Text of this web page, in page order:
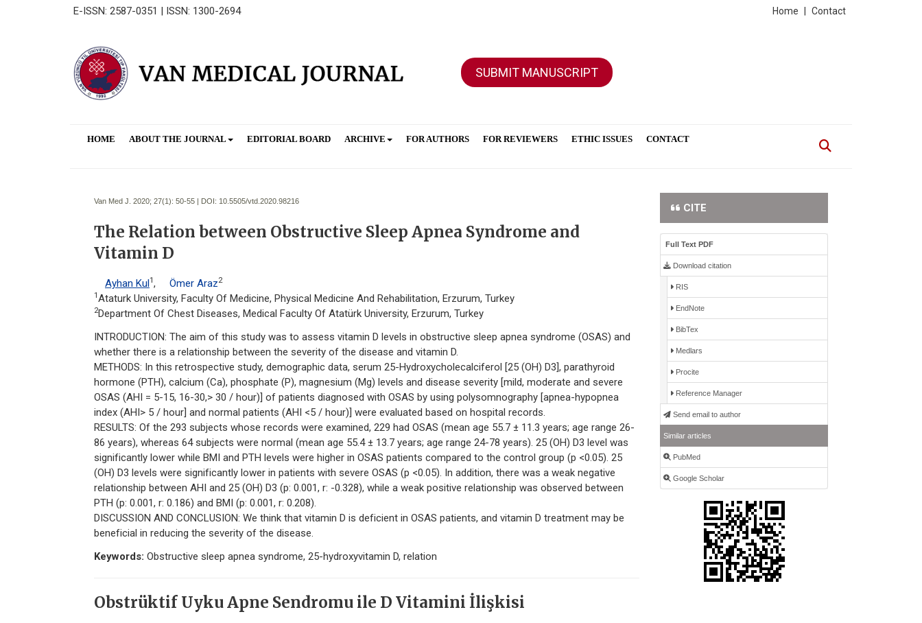
E-ISSN: 2587-0351 | ISSN: 1300-2694 Contact
Home
SUBMIT MANUSCRIPT
HOME ABOUT THE JOURNAL EDITORIAL BOARD ARCHIVE FOR AUTHORS FOR REVIEWERS ETHIC ISSUES CONTACT
Van Med J. 2020; 27(1): 50-55 | DOI: 10.5505/vtd.2020.98216
The Relation between Obstructive Sleep Apnea Syndrome and
Vitamin D
Ayhan Kul1 , Ömer Araz2
1 Ataturk University, Faculty Of Medicine, Physical Medicine And Rehabilitation, Erzurum, Turkey
2Department Of Chest Diseases, Medical Faculty Of Atatürk University, Erzurum, Turkey
INTRODUCTION: The aim of this study was to assess vitamin D levels in obstructive sleep apnea syndrome (OSAS) and
whether there is a relationship between the severity of the disease and vitamin D.
METHODS: In this retrospective study, demographic data, serum 25-Hydroxycholecalciferol [25 (OH) D3], parathyroid
hormone (PTH), calcium (Ca), phosphate (P), magnesium (Mg) levels and disease severity [mild, moderate and severe
OSAS (AHI = 5-15, 16-30,> 30 / hour)] of patients diagnosed with OSAS by using polysomnography [apnea-hypopnea
index (AHI> 5 / hour] and normal patients (AHI <5 / hour)] were evaluated based on hospital records.
RESULTS: Of the 293 subjects whose records were examined, 229 had OSAS (mean age 55.7 ± 11.3 years; age range 26-
86 years), whereas 64 subjects were normal (mean age 55.4 ± 13.7 years; age range 24-78 years). 25 (OH) D3 level was
significantly lower while BMI and PTH levels were higher in OSAS patients compared to the control group (p <0.05). 25
(OH) D3 levels were significantly lower in patients with severe OSAS (p <0.05). In addition, there was a weak negative
relationship between AHI and 25 (OH) D3 (p: 0.001, r: -0.328), while a weak positive relationship was observed between
PTH (p: 0.001, r: 0.186) and BMI (p: 0.001, r: 0.208).
DISCUSSION AND CONCLUSION: We think that vitamin D is deficient in OSAS patients, and vitamin D treatment may be
beneficial in reducing the severity of the disease.
Keywords: Obstructive sleep apnea syndrome, 25-hydroxyvitamin D, relation
Obstrüktif Uyku Apne Sendromu ile D Vitamini İlişkisi
CITE
Full Text PDF
Download citation
RIS
EndNote
BibTex
Medlars
Procite
Reference Manager
Send email to author
Similar articles
PubMed
Google Scholar